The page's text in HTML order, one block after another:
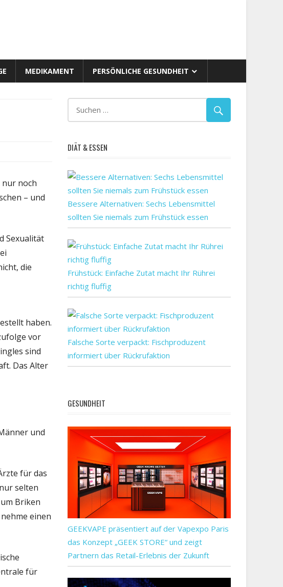
MEDIKAMENT PERSÖNLICHE GESUNDHEIT
nur noch
– und
Sexualität
die
haben.
vor
sind
Das Alter
und
für das
selten
Briken
einen
für
DIÄT & ESSEN
Bessere Alternativen: Sechs Lebensmittel
sollten Sie niemals zum Frühstück essen
Frühstück: Einfache Zutat macht Ihr Rührei
richtig fluffig
Falsche Sorte verpackt: Fischproduzent
informiert über Rückrufaktion
GESUNDHEIT
GEEKVAPE präsentiert auf der Vapexpo Paris
das Konzept „GEEK STORE“ und zeigt
Partnern das Retail-Erlebnis der Zukunft